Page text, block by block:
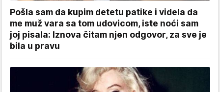
Pošla sam da kupim detetu patike i videla da
me muž vara sa tom udovicom, iste noći sam
joj pisala: Iznova čitam njen odgovor, za sve je
bila u pravu